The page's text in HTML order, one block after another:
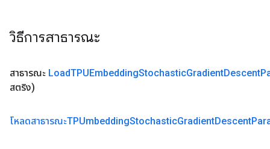
วิธีการสาธารณะ
สาธารณะ LoadTPUEmbeddingStochasticGradientDescent
สตริง)
โหลดสาธารณะTPUmbeddingStochasticGradientDescent